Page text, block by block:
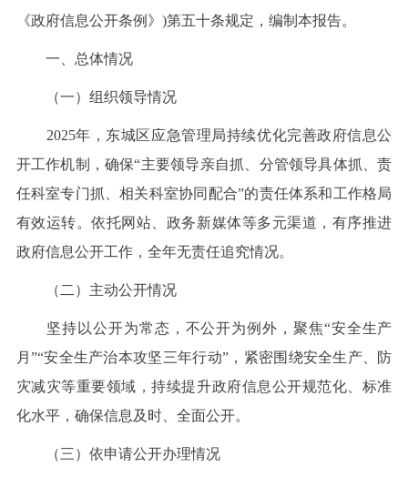
《政府信息公开条例》)第五十条规定，编制本报告。
一、总体情况
（一）组织领导情况
2025年，东城区应急管理局持续优化完善政府信息公
开工作机制，确保“主要领导亲自抓、分管领导具体抓、责
任科室专门抓、相关科室协同配合”的责任体系和工作格局
有效运转。依托网站、政务新媒体等多元渠道，有序推进
政府信息公开工作，全年无责任追究情况。
（二）主动公开情况
坚持以公开为常态，不公开为例外，聚焦“安全生产
月”“安全生产治本攻坚三年行动”，紧密围绕安全生产、防
灾减灾等重要领域，持续提升政府信息公开规范化、标准
化水平，确保信息及时、全面公开。
（三）依申请公开办理情况